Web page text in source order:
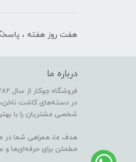
هفت روز هفته ،
درباره ما
در دسته‌های کاشت ناخن،
شخصی مشتریان را با
هدف ما، همراهی شما در
مطمئن برای حرفه‌ای‌ها و